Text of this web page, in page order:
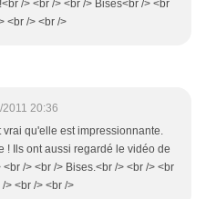
/> <br /> <br /> Bises<br /> <br
<br /> <br />
20:36
vrai qu'elle est impressionnante.
! Ils ont aussi regardé le vidéo de
/> <br /> Bises.<br /> <br /> <br
> <br /> <br />